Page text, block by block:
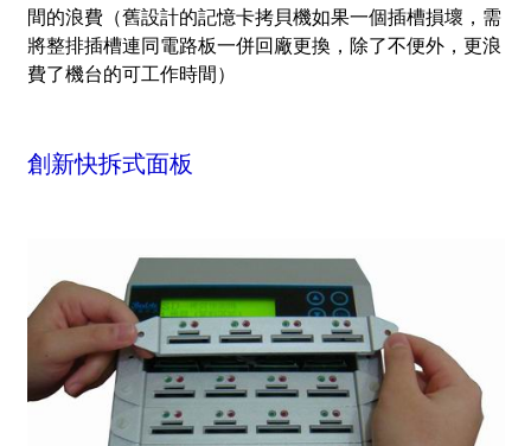
間的浪費（舊設計的記憶卡拷貝機如果一個插槽損壞，需
將整排插槽連同電路板一併回廠更換，除了不便外，更浪
費了機台的可工作時間）
創新快拆式面板